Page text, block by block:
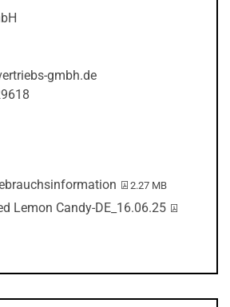
gmbh.de
PDF-Datei:
2.27 MB
Lemon Candy-DE_16.06.25